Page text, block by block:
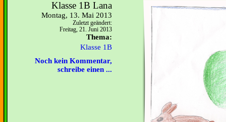
Klasse 1B Lana
Montag, 13. Mai 2013
Zuletzt geändert:
Freitag, 21. Juni 2013
Thema:
Klasse 1B
Noch kein Kommentar,
schreibe einen ...